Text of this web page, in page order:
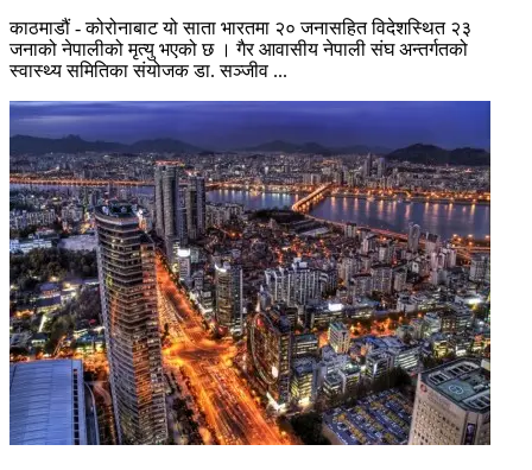
काठमाडौं - कोरोनाबाट यो साता भारतमा २० जनासहित विदेशस्थित २३
जनाको नेपालीको मृत्यु भएको छ । गैर आवासीय नेपाली संघ अन्तर्गतको
स्वास्थ्य समितिका संयोजक डा. सञ्जीव ...